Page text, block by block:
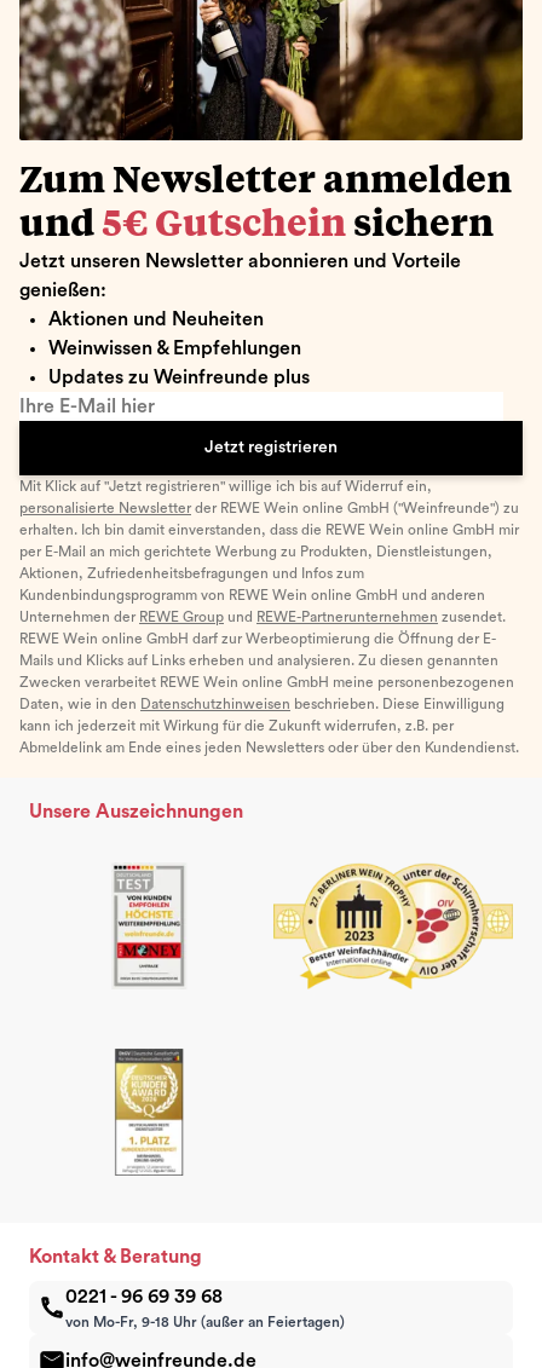
Zum Newsletter anmelden
und 5€ Gutschein sichern
Jetzt unseren Newsletter abonnieren und Vorteile
genießen:
Aktionen und Neuheiten
Weinwissen & Empfehlungen
Updates zu Weinfreunde plus
Ihre E-Mail hier
Jetzt registrieren
Mit Klick auf "Jetzt registrieren" willige ich bis auf Widerruf ein,
personalisierte Newsletter der REWE Wein online GmbH ("Weinfreunde") zu
erhalten. Ich bin damit einverstanden, dass die REWE Wein online GmbH mir
per E-Mail an mich gerichtete Werbung zu Produkten, Dienstleistungen,
Aktionen, Zufriedenheitsbefragungen und Infos zum
Kundenbindungsprogramm von REWE Wein online GmbH und anderen
Unternehmen der REWE Group und REWE-Partnerunternehmen zusendet.
REWE Wein online GmbH darf zur Werbeoptimierung die Öffnung der E-
Mails und Klicks auf Links erheben und analysieren. Zu diesen genannten
Zwecken verarbeitet REWE Wein online GmbH meine personenbezogenen
Daten, wie in den Datenschutzhinweisen beschrieben. Diese Einwilligung
kann ich jederzeit mit Wirkung für die Zukunft widerrufen, z.B. per
Abmeldelink am Ende eines jeden Newsletters oder über den Kundendienst.
Unsere Auszeichnungen
Kontakt & Beratung
0221 - 96 69 39 68
von Mo-Fr, 9-18 Uhr (außer an Feiertagen)
info@weinfreunde.de